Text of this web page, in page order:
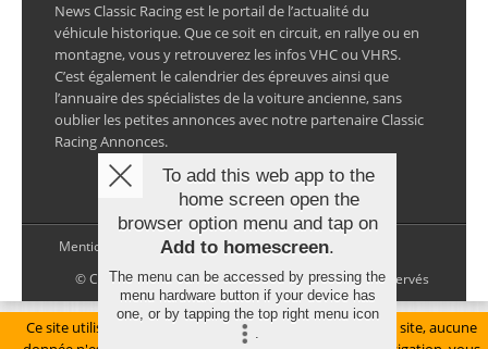
News Classic Racing est le portail de l’actualité du
véhicule historique. Que ce soit en circuit, en rallye ou en
montagne, vous y retrouverez les infos VHC ou VHRS.
C’est également le calendrier des épreuves ainsi que
l’annuaire des spécialistes de la voiture ancienne, sans
oublier les petites annonces avec notre partenaire Classic
Racing Annonces.
Mentions légales
© Copyright 2026 NewsClassicRacing, tous droits réservés
Ce site utilise des cookies pour le bon fonctionnement du site, aucune
To add this web app to the
home screen open the
browser option menu and tap on
Add to homescreen.
The menu can be accessed by pressing the
menu hardware button if your device has
one, or by tapping the top right menu icon